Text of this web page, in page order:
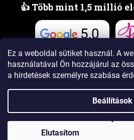
Ez a weboldal sütiket használ. A
használatával Ön hozzájárul az
a hirdetések személyre szabása
Beállítások
Elutasítom
👍 Több mint 1,5 millió
5,0
Copyright 2026www.PUELLAillatok.hu